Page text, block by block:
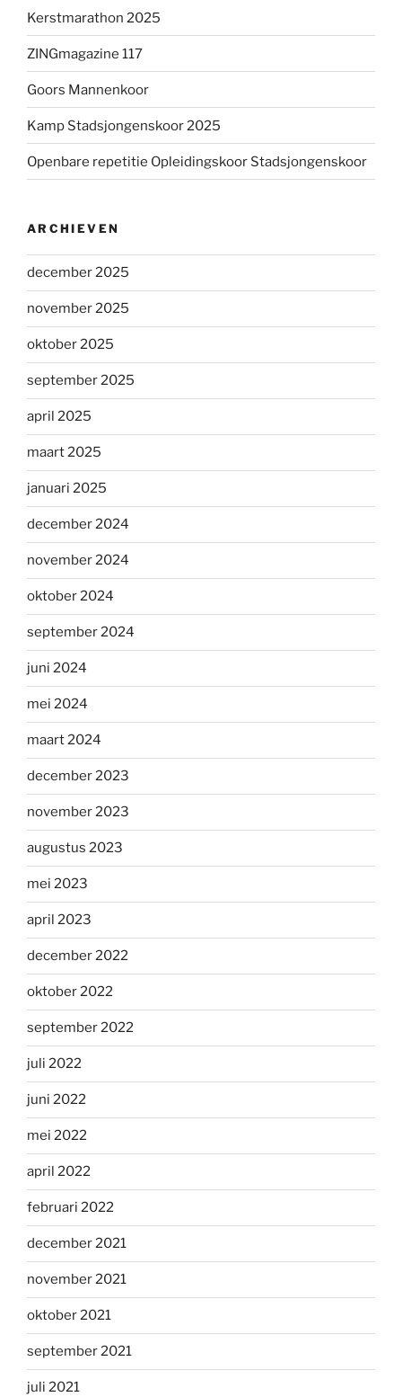
Kerstmarathon 2025
ZINGmagazine 117
Goors Mannenkoor
Kamp Stadsjongenskoor 2025
Openbare repetitie Opleidingskoor Stadsjongenskoor
ARCHIEVEN
december 2025
november 2025
oktober 2025
september 2025
april 2025
maart 2025
januari 2025
december 2024
november 2024
oktober 2024
september 2024
juni 2024
mei 2024
maart 2024
december 2023
november 2023
augustus 2023
mei 2023
april 2023
december 2022
oktober 2022
september 2022
juli 2022
juni 2022
mei 2022
april 2022
februari 2022
december 2021
november 2021
oktober 2021
september 2021
juli 2021